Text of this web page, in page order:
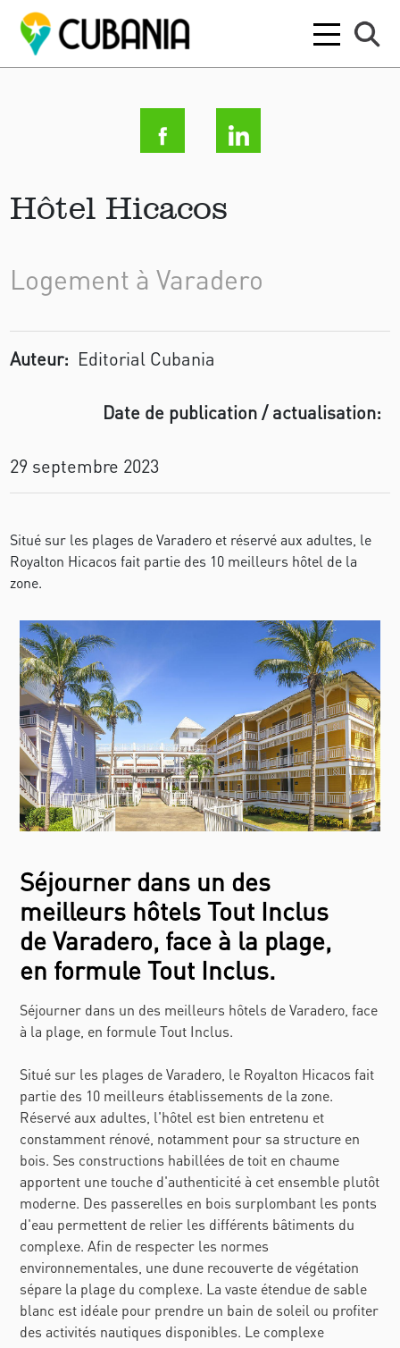
Hôtel Hicacos
Logement à Varadero
Auteur: Editorial Cubania
Date de publication / actualisation:
29 septembre 2023
Situé sur les plages de Varadero et réservé aux adultes, le
Royalton Hicacos fait partie des 10 meilleurs hôtel de la
zone.
Séjourner dans un des
meilleurs hôtels Tout Inclus
de Varadero, face à la plage,
en formule Tout Inclus.
Séjourner dans un des meilleurs hôtels de Varadero, face
à la plage, en formule Tout Inclus.
Situé sur les plages de Varadero, le Royalton Hicacos fait
partie des 10 meilleurs établissements de la zone.
Réservé aux adultes, l'hôtel est bien entretenu et
constamment rénové, notamment pour sa structure en
bois. Ses constructions habillées de toit en chaume
apportent une touche d'authenticité à cet ensemble plutôt
moderne. Des passerelles en bois surplombant les ponts
d'eau permettent de relier les différents bâtiments du
complexe. Afin de respecter les normes
environnementales, une dune recouverte de végétation
sépare la plage du complexe. La vaste étendue de sable
blanc est idéale pour prendre un bain de soleil ou profiter
des activités nautiques disponibles. Le complexe